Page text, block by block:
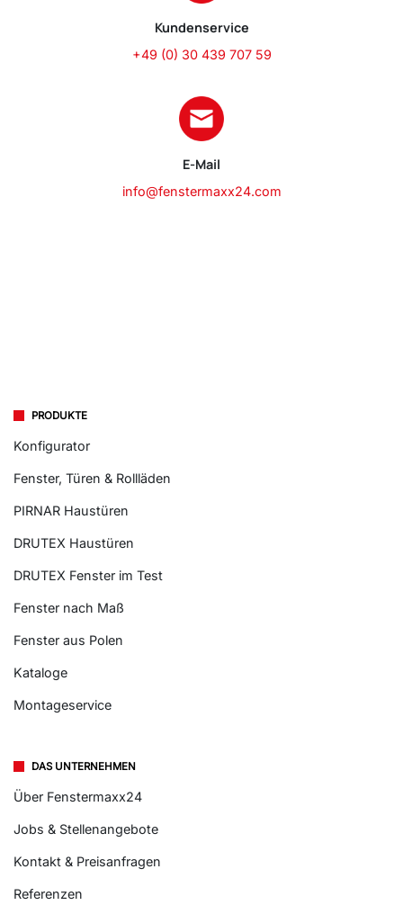
Kundenservice
E-Mail
PRODUKTE
Konfigurator
Fenster, Türen & Rollläden
PIRNAR Haustüren
DRUTEX Haustüren
DRUTEX Fenster im Test
Fenster nach Maß
Fenster aus Polen
Kataloge
DAS UNTERNEHMEN
Über Fenstermaxx24
Jobs & Stellenangebote
Kontakt & Preisanfragen